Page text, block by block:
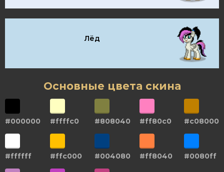
Лёд
Основные цвета скина
#000000 #ffffc0 #808040 #ff80c0 #c08000
#ffffff #ffc000 #004080 #ff8040 #0080ff